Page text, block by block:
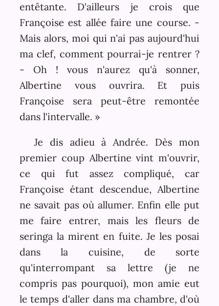
entêtante. D'ailleurs je crois que
Françoise est allée faire une course. -
Mais alors, moi qui n'ai pas aujourd'hui
ma clef, comment pourrai-je rentrer ?
- Oh ! vous n'aurez qu'à sonner,
Albertine vous ouvrira. Et puis
Françoise sera peut-être remontée
dans l'intervalle. »
Je dis adieu à Andrée. Dès mon
premier coup Albertine vint m'ouvrir,
ce qui fut assez compliqué, car
Françoise étant descendue, Albertine
ne savait pas où allumer. Enfin elle put
me faire entrer, mais les fleurs de
seringa la mirent en fuite. Je les posai
dans la cuisine, de sorte
qu'interrompant sa lettre (je ne
compris pas pourquoi), mon amie eut
le temps d'aller dans ma chambre, d'où